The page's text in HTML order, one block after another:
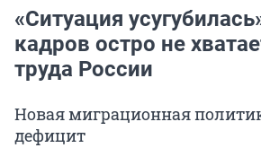
«Ситуация
кадров остро не
труда России
Новая миграционная
дефицит